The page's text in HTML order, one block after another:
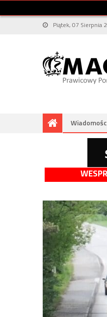
Piątek, 07 Sierpnia